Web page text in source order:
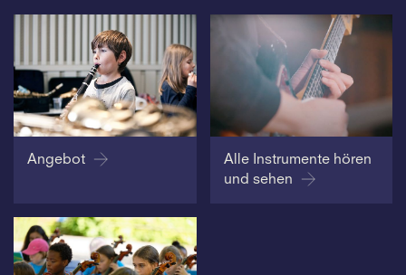
Angebot
Alle Instrumente hören
und sehen